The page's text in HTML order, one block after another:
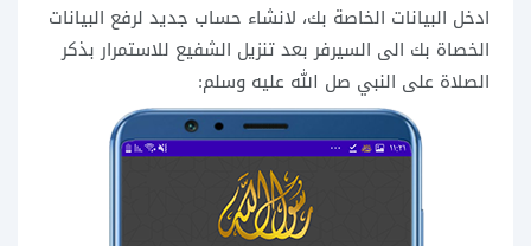
ادخل البيانات الخاصة بك، لانشاء حساب جديد لرفع البيانات
الخصاة بك الى السيرفر بعد تنزيل الشفيع للاستمرار بذكر
الصلاة على النبي صل الله عليه وسلم: